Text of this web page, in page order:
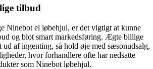
tilbud
Ninebot el løbehjul, er det vigtigt at kunne
og blot smart markedsføring. Ægte billige
af ingenting, så hold øje med sæsonudsalg,
hvor forhandlere ofte har nedsatte
som Ninebot løbehjul.